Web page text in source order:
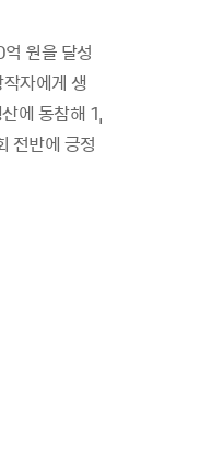
원을 달성
자에게 생
에 동참해 1,
전반에 긍정